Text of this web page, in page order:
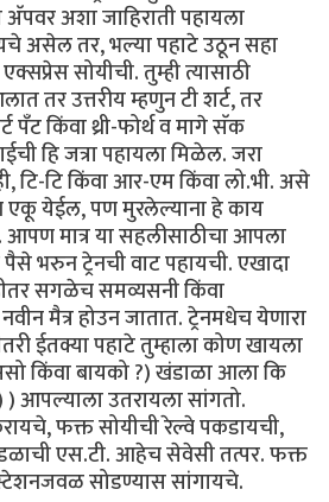
अशा जाहिराती पहायला
असेल तर, भल्या पहाटे उठून सहा
सोयीची. तुम्ही त्यासाठी
तर उत्तरीय म्हणुन टी शर्ट, तर
पँट किंवा थ्री-फोर्थ व मागे सॅक
हि जत्रा पहायला मिळेल. जरा
टि-टि किंवा आर-एम किंवा लो.भी. असे
एकू येईल, पण मुरलेल्याना हे काय
मात्र या सहलीसाठीचा आपला
भरुन ट्रेनची वाट पहायची. एखादा
सगळेच समव्यसनी किंवा
मैत्र होउन जातात. ट्रेनमधेच येणारा
ईतक्या पहाटे तुम्हाला कोण खायला
किंवा बायको ?) खंडाळा आला कि
) ) आपल्याला उतरायला सांगतो.
फक्त सोयीची रेल्वे पकडायची,
एस.टी. आहेच सेवेसी तत्पर. फक्त
सोडण्यास सांगायचे.